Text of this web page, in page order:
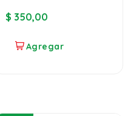
$ 350,00